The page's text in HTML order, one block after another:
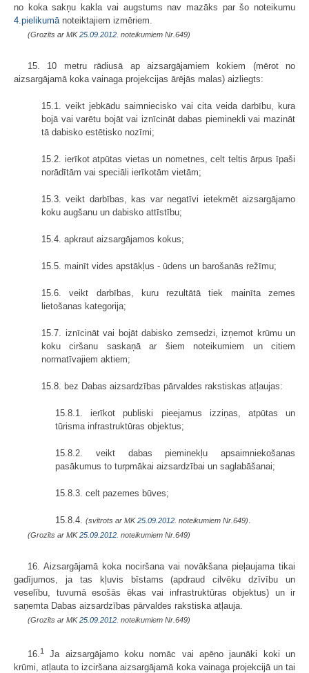
no koka sakņu kakla vai augstums nav mazāks par šo noteikumu
4.pielikumā noteiktajiem izmēriem.
(Grozīts ar MK25.09.2012. noteikumiem Nr.649)
15. 10 metru rādiusā ap aizsargājamiem kokiem (mērot no
aizsargājamā koka vainaga projekcijas ārējās malas) aizliegts:
15.1. veikt jebkādu saimniecisko vai cita veida darbību, kura
bojā vai varētu bojāt vai iznīcināt dabas pieminekli vai mazināt
tā dabisko estētisko nozīmi;
15.2. ierīkot atpūtas vietas un nometnes, celt teltis ārpus īpaši
norādītām vai speciāli ierīkotām vietām;
15.3. veikt darbības, kas var negatīvi ietekmēt aizsargājamo
koku augšanu un dabisko attīstību;
15.4. apkraut aizsargājamos kokus;
15.5. mainīt vides apstākļus - ūdens un barošanās režīmu;
15.6. veikt darbības, kuru rezultātā tiek mainīta zemes
lietošanas kategorija;
15.7. iznīcināt vai bojāt dabisko zemsedzi, izņemot krūmu un
koku ciršanu saskaņā ar šiem noteikumiem un citiem
normatīvajiem aktiem;
15.8. bez Dabas aizsardzības pārvaldes rakstiskas atļaujas:
15.8.1. ierīkot publiski pieejamus izziņas, atpūtas un
tūrisma infrastruktūras objektus;
15.8.2. veikt dabas pieminekļu apsaimniekošanas
pasākumus to turpmākai aizsardzībai un saglabāšanai;
15.8.3. celt pazemes būves;
15.8.4. (svītrots ar MK25.09.2012. noteikumiem Nr.649)
(Grozīts ar MK25.09.2012. noteikumiem Nr.649)
16. Aizsargājamā koka nociršana vai novākšana pieļaujama tikai
gadījumos, ja tas kļuvis bīstams (apdraud cilvēku dzīvību un
veselību, tuvumā esošās ēkas vai infrastruktūras objektus) un ir
saņemta Dabas aizsardzības pārvaldes rakstiska atļauja.
(Grozīts ar MK25.09.2012. noteikumiem Nr.649)
16. 1
Ja aizsargājamo koku nomāc vai apēno jaunāki koki un
krūmi, atļauta to izciršana aizsargājamā koka vainaga projekcijā un tai